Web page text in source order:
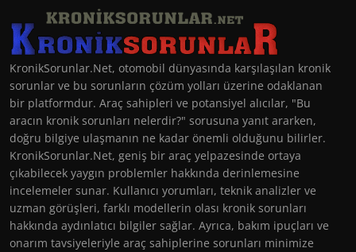
KronikSorunlar.Net, otomobil dünyasında karşılaşılan kronik
sorunlar ve bu sorunların çözüm yolları üzerine odaklanan
bir platformdur. Araç sahipleri ve potansiyel alıcılar, "Bu
aracın kronik sorunları nelerdir?" sorusuna yanıt ararken,
doğru bilgiye ulaşmanın ne kadar önemli olduğunu bilirler.
KronikSorunlar.Net, geniş bir araç yelpazesinde ortaya
çıkabilecek yaygın problemler hakkında derinlemesine
incelemeler sunar. Kullanıcı yorumları, teknik analizler ve
uzman görüşleri, farklı modellerin olası kronik sorunları
hakkında aydınlatıcı bilgiler sağlar. Ayrıca, bakım ipuçları ve
onarım tavsiyeleriyle araç sahiplerine sorunları minimize